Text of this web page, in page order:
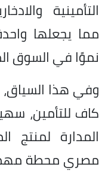
التأمينية
مما يجعلها
نموًا في السوق
وفي هذا السياق،
كاف للتأمين،
المدارة لمنتج
مصري محطة